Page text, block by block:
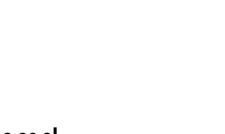
Suscribite x US$ 3,45